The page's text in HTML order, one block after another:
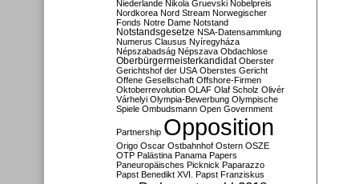
Niederlande Nikola Gruevski Nobelpreis
Nordkorea Nord Stream Norwegischer
Fonds Notre Dame Notstand
Notstandsgesetze NSA-Datensammlung
Numerus Clausus Nyíregyháza
Népszabadság Népszava Obdachlose
Oberbürgermeisterkandidat Oberster
Gerichtshof der USA Oberstes Gericht
Offene Gesellschaft Offshore-Firmen
Oktoberrevolution OLAF Olaf Scholz Olivér
Várhelyi Olympia-Bewerbung Olympische
Spiele Ombudsmann Open Government
Partnership Opposition
Origo Oscar Ostbahnhof Ostern OSZE
OTP Palästina Panama Papers
Paneuropäisches Picknick Paparazzo
Papst Benedikt XVI. Papst Franziskus